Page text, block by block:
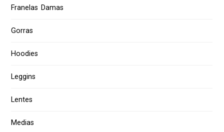
Franelas Damas
Gorras
Hoodies
Leggins
Lentes
Medias